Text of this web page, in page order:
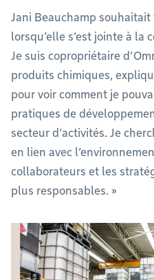
Jani Beauchamp
lorsqu’elle s’est jointe à la
Je suis copropriétaire
produits chimiques,
pour voir comment je
pratiques de
secteur d’activités. Je
en lien avec
collaborateurs et les
plus responsables. »